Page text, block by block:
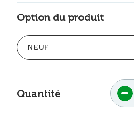
Option du produit
Quantité